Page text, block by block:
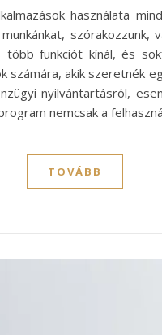
használata
szórakozzunk,
funkciót kínál, és
akik szeretnék
nyilvántartásról,
nemcsak a
TOVÁBB